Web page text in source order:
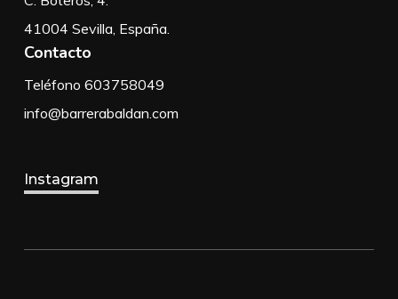
41004 Sevilla, España.
Contacto
Teléfono 603758049
info@barrerabaldan.com
Instagram